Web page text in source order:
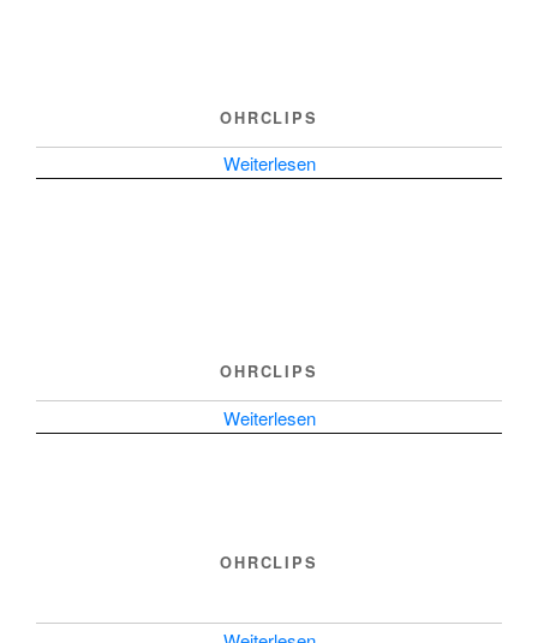
OHRCLIPS
Weiterlesen
OHRCLIPS
Weiterlesen
OHRCLIPS